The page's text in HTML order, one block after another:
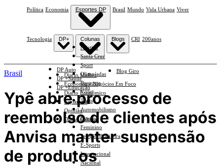
Política Economia Esportes DP
Náutico
Santa Cruz
Sport
Olimpíadas
Basquete
Vôlei
Tênis
Automobilismo
Interior
Feminino
Seleção Brasileira
E-Sports
Internacional
Nacional
Brasil Mundo Vida Urbana Viver
Tecnologia DP+
DP Auto
DP +Saúde
DP +Educação
Colunas
Diario Mulher
Economia e Negócios Em Foco
Diario Econômico
Esplanada
Opinião
Diario Cultural
Blogs
Blog Giro
CRI 200anos
Brasil
Ypê abre processo de
reembolso de clientes após
Anvisa manter suspensão
de produtos